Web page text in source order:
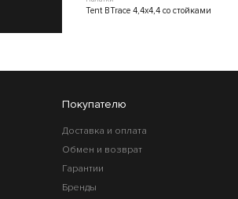
Tent BTrace 4,4x4,4 со стойками
Покупателю
Доставка и оплата
Обмен и возврат
Гарантии
Бренды